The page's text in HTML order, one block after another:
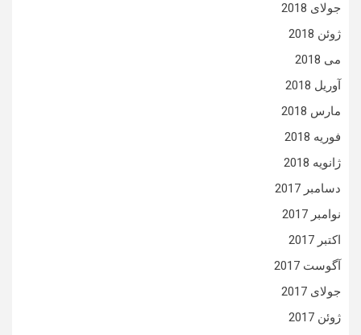
جولای 2018
ژوئن 2018
می 2018
آوریل 2018
مارس 2018
فوریه 2018
ژانویه 2018
دسامبر 2017
نوامبر 2017
اکتبر 2017
آگوست 2017
جولای 2017
ژوئن 2017